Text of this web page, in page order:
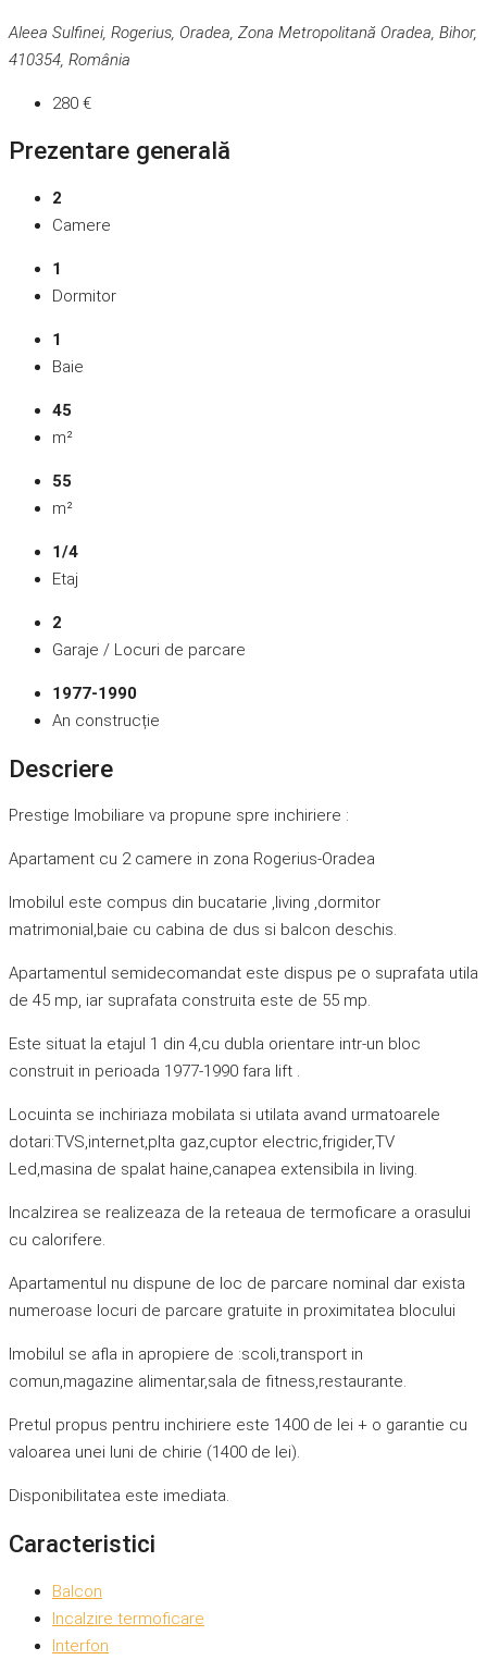
Aleea Sulfinei, Rogerius, Oradea, Zona Metropolitană Oradea, Bihor,
410354, România
280 €
Prezentare generală
2
Camere
1
Dormitor
1
Baie
45
m²
55
m²
1/4
Etaj
2
Garaje / Locuri de parcare
1977-1990
An construcție
Descriere
Prestige Imobiliare va propune spre inchiriere :
Apartament cu 2 camere in zona Rogerius-Oradea
Imobilul este compus din bucatarie ,living ,dormitor
matrimonial,baie cu cabina de dus si balcon deschis.
Apartamentul semidecomandat este dispus pe o suprafata utila
de 45 mp, iar suprafata construita este de 55 mp.
Este situat la etajul 1 din 4,cu dubla orientare intr-un bloc
construit in perioada 1977-1990 fara lift .
Locuinta se inchiriaza mobilata si utilata avand urmatoarele
dotari:TVS,internet,plta gaz,cuptor electric,frigider,TV
Led,masina de spalat haine,canapea extensibila in living.
Incalzirea se realizeaza de la reteaua de termoficare a orasului
cu calorifere.
Apartamentul nu dispune de loc de parcare nominal dar exista
numeroase locuri de parcare gratuite in proximitatea blocului
Imobilul se afla in apropiere de :scoli,transport in
comun,magazine alimentar,sala de fitness,restaurante.
Pretul propus pentru inchiriere este 1400 de lei + o garantie cu
valoarea unei luni de chirie (1400 de lei).
Disponibilitatea este imediata.
Caracteristici
Balcon
Incalzire termoficare
Interfon